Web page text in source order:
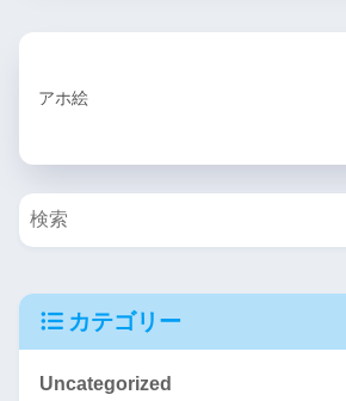
アホ絵
カテゴリー
Uncategorized